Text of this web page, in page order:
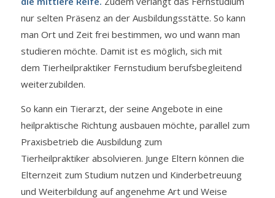
nur selten Präsenz an der Ausbildungsstätte. So kann
man Ort und Zeit frei bestimmen, wo und wann man
studieren möchte. Damit ist es möglich, sich mit
dem Tierheilpraktiker Fernstudium berufsbegleitend
weiterzubilden.
So kann ein Tierarzt, der seine Angebote in eine
heilpraktische Richtung ausbauen möchte, parallel zum
Praxisbetrieb die Ausbildung zum
Tierheilpraktiker absolvieren. Junge Eltern können die
Elternzeit zum Studium nutzen und Kinderbetreuung
und Weiterbildung auf angenehme Art und Weise